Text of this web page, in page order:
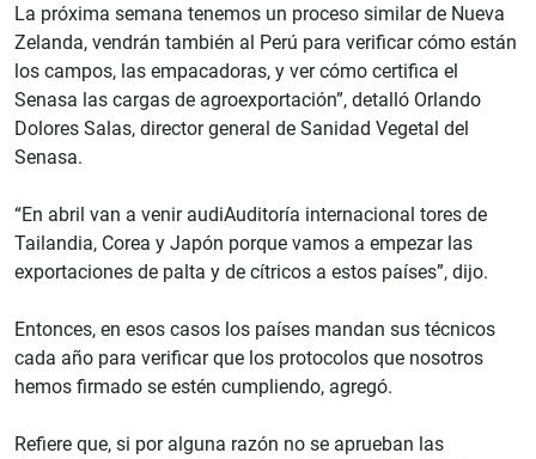
La próxima semana tenemos un proceso similar de Nueva
Zelanda, vendrán también al Perú para verificar cómo están
los campos, las empacadoras, y ver cómo certifica el
Senasa las cargas de agroexportación”, detalló Orlando
Dolores Salas, director general de Sanidad Vegetal del
Senasa.
“En abril van a venir audiAuditoría internacional tores de
Tailandia, Corea y Japón porque vamos a empezar las
exportaciones de palta y de cítricos a estos países”, dijo.
Entonces, en esos casos los países mandan sus técnicos
cada año para verificar que los protocolos que nosotros
hemos firmado se estén cumpliendo, agregó.
Refiere que, si por alguna razón no se aprueban las